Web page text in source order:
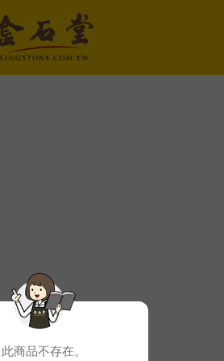
此商品不存在。